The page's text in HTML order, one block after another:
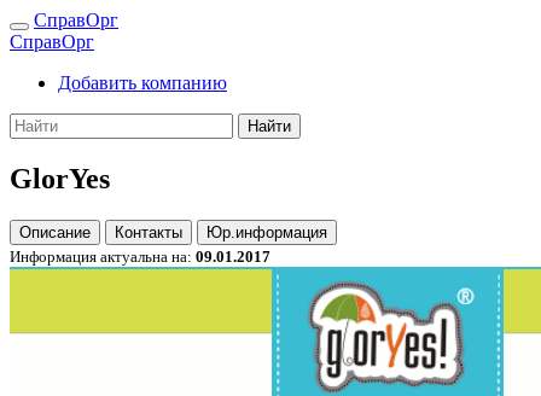
СправОрг
СправОрг
Добавить компанию
Найти
GlorYes
Описание Контакты
Юр.информация
Информация актуальна на: 09.01.2017